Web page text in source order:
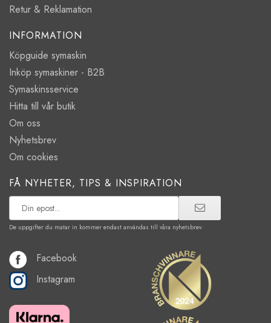
Retur & Reklamation
INFORMATION
Köpguide symaskin
Inköp symaskiner - B2B
Symaskinsservice
Hitta till vår butik
Om oss
Nyhetsbrev
Om cookies
FÅ NYHETER, TIPS & INSPIRATION
De uppgifter du matar in kommer endast användas till våra nyhetsbrev.
Facebook
Instagram